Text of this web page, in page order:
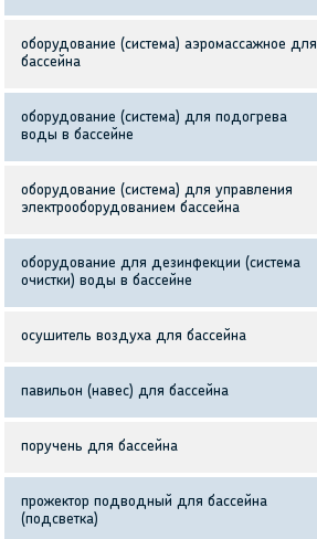
оборудование (система) аэромассажное для
бассейна
оборудование (система) для подогрева
воды в бассейне
оборудование (система) для управления
электрооборудованием бассейна
оборудование для дезинфекции (система
очистки) воды в бассейне
осушитель воздуха для бассейна
павильон (навес) для бассейна
поручень для бассейна
прожектор подводный для бассейна
(подсветка)